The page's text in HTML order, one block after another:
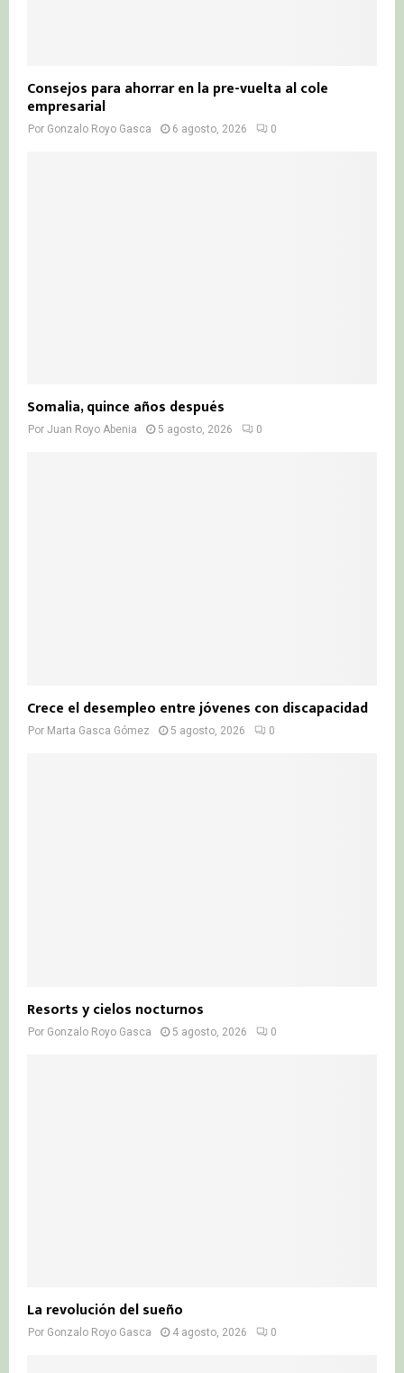
Consejos para ahorrar en la pre-vuelta al cole
empresarial
Por Gonzalo Royo Gasca 6 agosto, 2026 0
Somalia, quince años después
Por Juan Royo Abenia 5 agosto, 2026 0
Crece el desempleo entre jóvenes con discapacidad
Por Marta Gasca Gómez 5 agosto, 2026 0
Resorts y cielos nocturnos
Por Gonzalo Royo Gasca 5 agosto, 2026 0
La revolución del sueño
Por Gonzalo Royo Gasca 4 agosto, 2026 0